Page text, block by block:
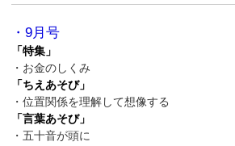
・9月号
「特集」
・お金のしくみ
「ちえあそび」
・位置関係を理解して想像する
「言葉あそび」
・五十音が頭に